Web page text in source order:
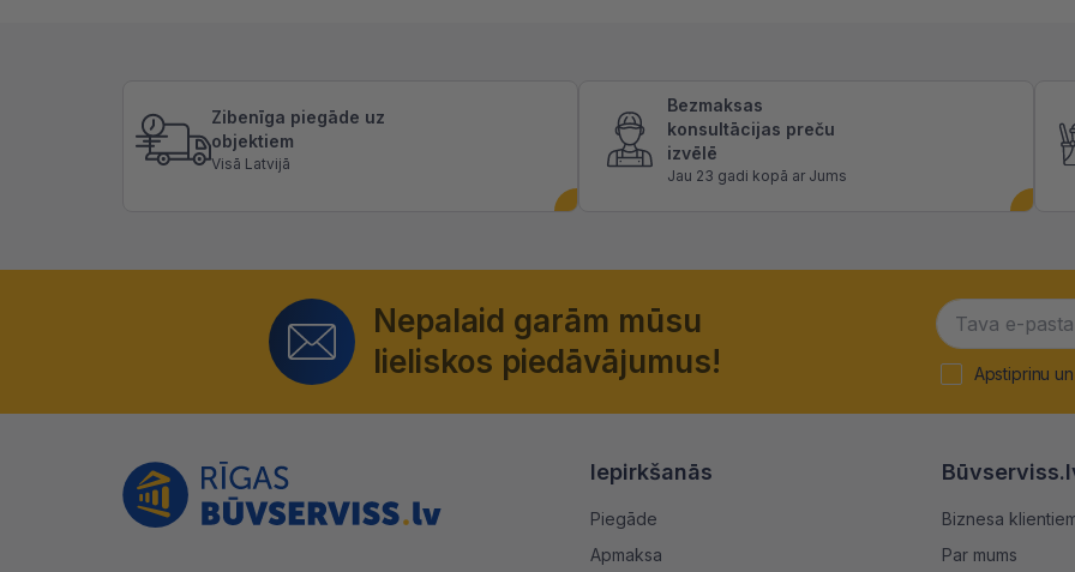
Zibenīga piegāde uz
objektiem
Visā Latvijā
Bezmaksas
konsultācijas preču
izvēlē
Jau 23 gadi kopā ar Jums
Nepalaid garām mūsu
lieliskos piedāvājumus!
Apstiprinu
Iepirkšanās
Piegāde
Apmaksa
Biznesa
Par mums